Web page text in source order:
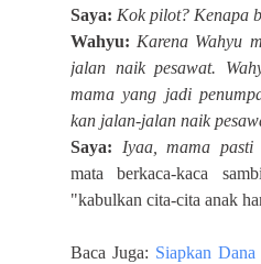
Saya: Kok pilot? Kenapa
Wahyu: Karena Wahyu
jalan naik pesawat.
mama yang jadi
kan jalan-jalan naik
Saya:
Iyaa, mama pasti
mata berkaca-kaca
"kabulkan cita-cita anak ha
Baca Juga: Siapkan